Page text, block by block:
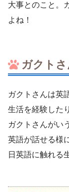
大事とのこと。
よね！
ガクト
ガクトさんは英
生活を経験した
ガクトさんがい
英語が話せる様
日英語に触れる